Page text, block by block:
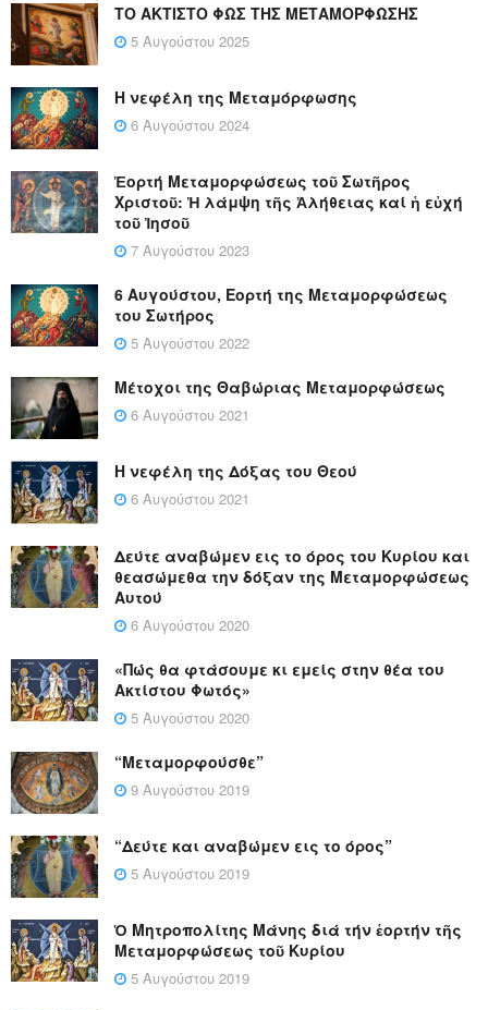
ΤΟ ΑΚΤΙΣΤΟ ΦΩΣ ΤΗΣ ΜΕΤΑΜΟΡΦΩΣΗΣ
5 Αυγούστου 2025
Η νεφέλη της Μεταμόρφωσης
6 Αυγούστου 2024
Ἑορτή Μεταμορφώσεως τοῦ Σωτῆρος
Χριστοῦ: Ἡ λάμψη τῆς Ἀλήθειας καί ἡ εὐχή
τοῦ Ἰησοῦ
7 Αυγούστου 2023
6 Αυγούστου, Εορτή της Μεταμορφώσεως
του Σωτήρος
5 Αυγούστου 2022
Μέτοχοι της Θαβώριας Μεταμορφώσεως
6 Αυγούστου 2021
Η νεφέλη της Δόξας του Θεού
6 Αυγούστου 2021
Δεύτε αναβώμεν εις το όρος του Κυρίου και
θεασώμεθα την δόξαν της Μεταμορφώσεως
Αυτού
6 Αυγούστου 2020
«Πώς θα φτάσουμε κι εμείς στην θέα του
Ακτίστου Φωτός»
5 Αυγούστου 2020
“Μεταμορφούσθε”
9 Αυγούστου 2019
“Δεύτε και αναβώμεν εις το όρος”
5 Αυγούστου 2019
Ὁ Μητροπολίτης Μάνης διά τήν ἑορτήν τῆς
Μεταμορφώσεως τοῦ Κυρίου
5 Αυγούστου 2019